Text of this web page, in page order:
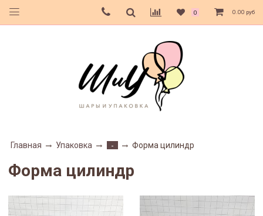
0 0.00 руб
Главная Упаковка - Форма цилиндр
Форма цилиндр